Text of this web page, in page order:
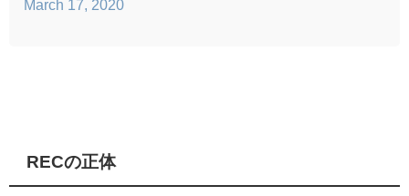
March 17, 2020
RECの正体